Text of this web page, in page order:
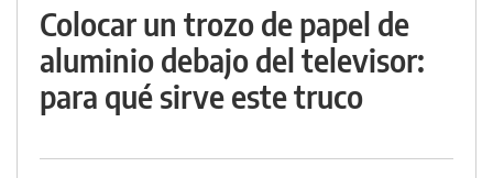
Colocar un trozo de papel de
aluminio debajo del televisor:
para qué sirve este truco